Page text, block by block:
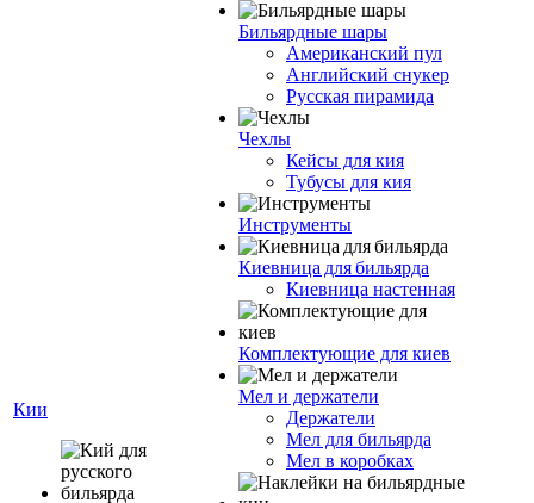
Кии
Бильярдные шары
Американский пул
Английский снукер
Русская пирамида
Чехлы
Кейсы для кия
Тубусы для кия
Инструменты
Киевница для бильярда
Киевница настенная
Комплектующие для киев
Мел и держатели
Держатели
Мел для бильярда
Мел в коробках